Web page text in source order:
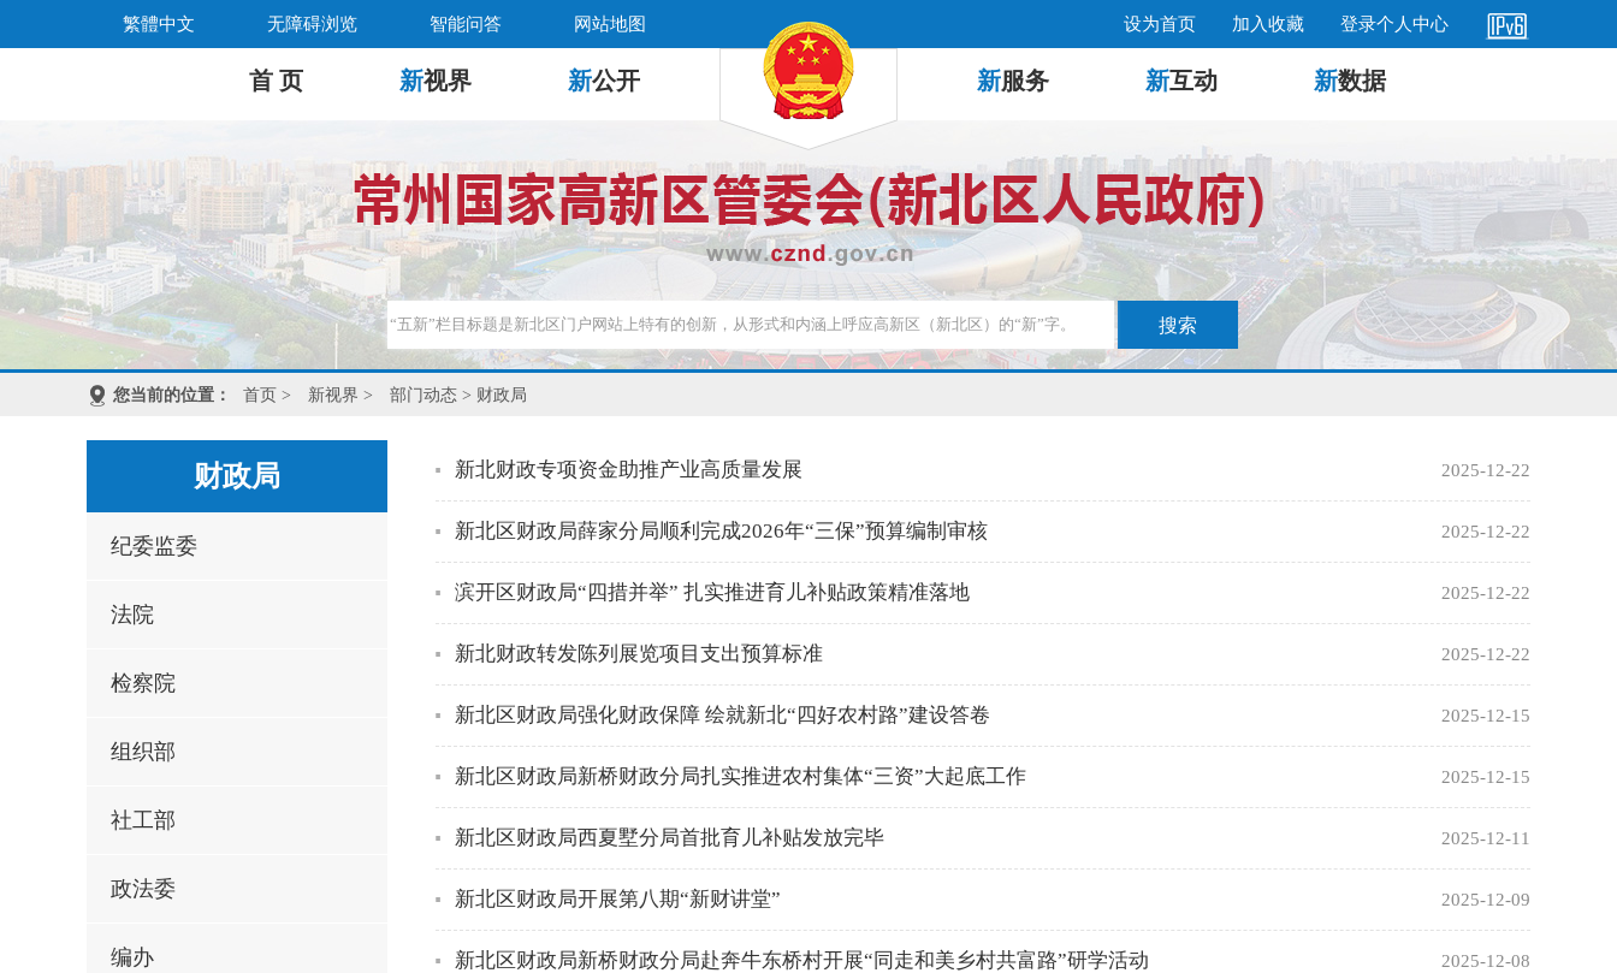
繁體中文 无障碍浏览 智能问答 网站地图 设为首页 加入收藏 登录个人中心
首 页 新视界 新公开 新服务 新互动 新数据
您当前的位置： 首页 > 新视界 > 部门动态 > 财政局
财政局
纪委监委
法院
检察院
组织部
社工部
政法委
编办
新北财政专项资金助推产业高质量发展 2025-12-22
新北区财政局薛家分局顺利完成2026年“三保”预算编制审核 2025-12-22
滨开区财政局“四措并举” 扎实推进育儿补贴政策精准落地 2025-12-22
新北财政转发陈列展览项目支出预算标准 2025-12-22
新北区财政局强化财政保障 绘就新北“四好农村路”建设答卷 2025-12-15
新北区财政局新桥财政分局扎实推进农村集体“三资”大起底工作 2025-12-15
新北区财政局西夏墅分局首批育儿补贴发放完毕 2025-12-11
新北区财政局开展第八期“新财讲堂” 2025-12-09
新北区财政局新桥财政分局赴奔牛东桥村开展“同走和美乡村共富路”研学活动 2025-12-08